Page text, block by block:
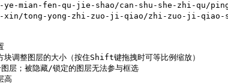
mian-fen-qu-jie-shao/can-shu-she-zhi-qu/
tong-yong-zhi-zuo-ji-qiao/zhi-zuo-ji-qiao-
调整图层的大小（按住Shift键拖拽时可等比例缩放）
层；被隐藏/锁定的图层无法参与框选
高